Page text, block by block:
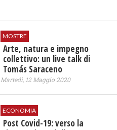
MOSTRE
Arte, natura e impegno
collettivo: un live talk di
Tomás Saraceno
Martedì, 12 Maggio 2020
ECONOMIA
Post Covid-19: verso la